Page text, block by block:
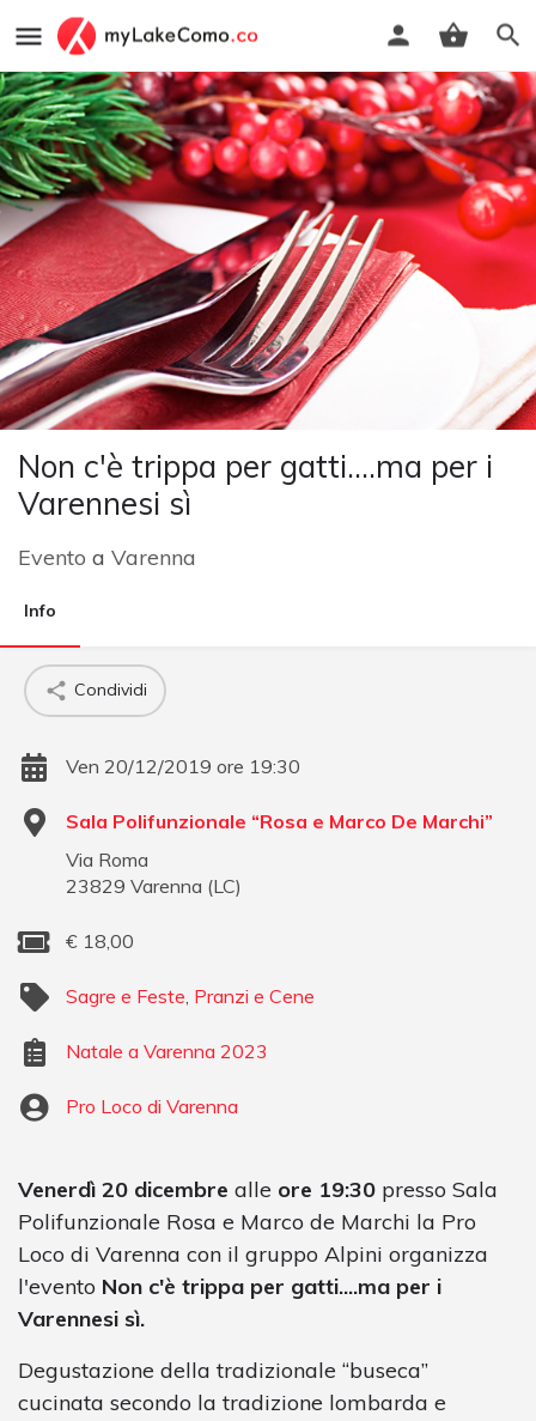
Non c'è trippa per gatti....ma per i
Varennesi sì
Evento a Varenna
Info
Condividi
Ven 20/12/2019 ore 19:30
Sala Polifunzionale “Rosa e Marco De Marchi”
Via Roma
23829 Varenna (LC)
€ 18,00
Sagre e Feste Pranzi e Cene
Natale a Varenna 2023
Pro Loco di Varenna
Venerdì 20 dicembre alle ore 19:30 presso Sala
Polifunzionale Rosa e Marco de Marchi la Pro
Loco di Varenna con il gruppo Alpini organizza
l'evento Non c'è trippa per gatti....ma per i
Varennesi sì.
Degustazione della tradizionale “buseca”
cucinata secondo la tradizione lombarda e